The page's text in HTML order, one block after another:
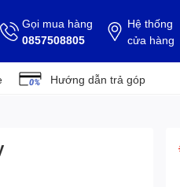
sinh nhà xưởng dụng cụ buồng phòng
Gọi mua hàng
0857508805
Hệ thống
cửa hàng
Hướng dẫn trả góp